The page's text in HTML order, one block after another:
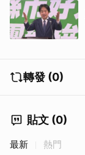
轉發 (0)
貼文 (0)
最新 熱門